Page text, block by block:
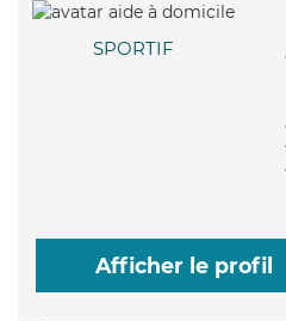
SPORTIF
Afficher le profil